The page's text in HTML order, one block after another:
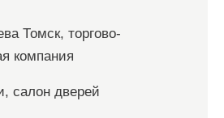
Томск, торгово-
компания
салон дверей